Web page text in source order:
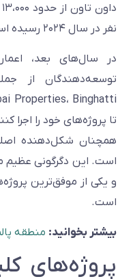
نفر در سال ۲۰۲۴ رسیده است.
در سال‌های بعد،
تا پروژه‌های خود را اجرا
همچنان شکل‌دهنده
است. این دگرگونی عظیم
و یکی از موفق‌ترین
است.
بیشتر بخوانید: منطقه پالم
پروژه‌های